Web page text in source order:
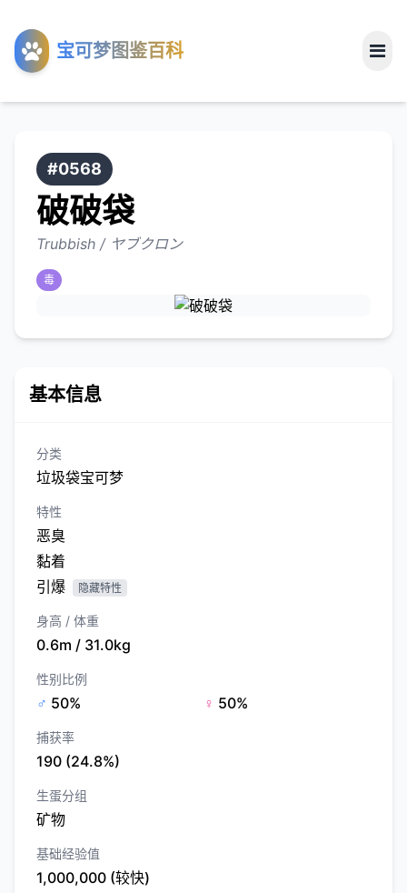
宝可梦图鉴百科
工具
关于
#0568
破破袋
Trubbish / ヤブクロン
毒
基本信息
分类
垃圾袋宝可梦
特性
恶臭
黏着
引爆
隐藏特性
身高 / 体重
0.6m / 31.0kg
性别比例
♂ 50% ♀ 50%
捕获率
190 (24.8%)
生蛋分组
矿物
基础经验值
1,000,000 (较快)